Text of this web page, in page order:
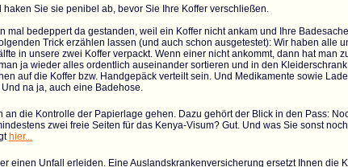
Sie sie penibel ab, bevor Sie Ihre Koffer verschließen.
mal bedeppert da gestanden, weil ein Koffer nicht ankam und Ihre
Trick erzählen lassen (und auch schon ausgetestet): Wir haben alle
in unsere zwei Koffer verpackt. Wenn einer nicht ankommt, dann hat man
ja wieder alles ordentlich auseinander sortieren und in den
auf die Koffer bzw. Handgepäck verteilt sein. Und Medikamente sowie
na ja, auch eine Badehose.
an die Kontrolle der Papierlage gehen. Dazu gehört der Blick in den Pass:
zwei freie Seiten für das Kenya-Visum? Gut. Und was Sie sonst
hier...
einen Unfall erleiden. Eine Auslandskrankenversicherung ersetzt Ihnen die